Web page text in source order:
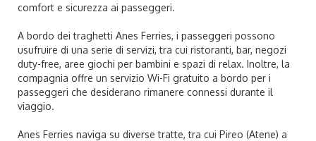
comfort e sicurezza ai passeggeri.
A bordo dei traghetti Anes Ferries, i passeggeri possono
usufruire di una serie di servizi, tra cui ristoranti, bar, negozi
duty-free, aree giochi per bambini e spazi di relax. Inoltre, la
compagnia offre un servizio Wi-Fi gratuito a bordo per i
passeggeri che desiderano rimanere connessi durante il
viaggio.
Anes Ferries naviga su diverse tratte, tra cui Pireo (Atene) a